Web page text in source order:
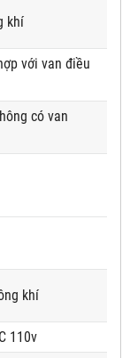
khí
với van điều
có van
khí
110v